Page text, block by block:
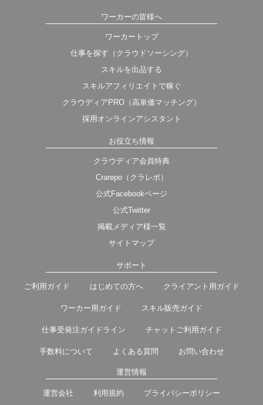
ワーカーの皆様へ
ワーカートップ
仕事を探す（クラウドソーシング）
スキルを出品する
スキルアフィリエイトで稼ぐ
クラウディアPRO（高単価マッチング）
採用オンラインアシスタント
お役立ち情報
クラウディア会員特典
Crarepo（クラレポ）
公式Facebookページ
公式Twitter
掲載メディア様一覧
サイトマップ
サポート
ご利用ガイド はじめての方へ クライアント用ガイド
ワーカー用ガイド スキル販売ガイド
仕事受発注ガイドライン チャットご利用ガイド
手数料について よくある質問 お問い合わせ
運営情報
運営会社 利用規約 プライバシーポリシー